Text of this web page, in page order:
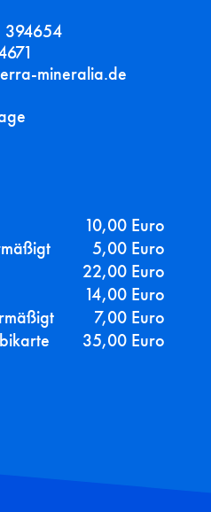
394654
mineralia.de
10,00 Euro
5,00 Euro
22,00 Euro
14,00 Euro
7,00 Euro
35,00 Euro